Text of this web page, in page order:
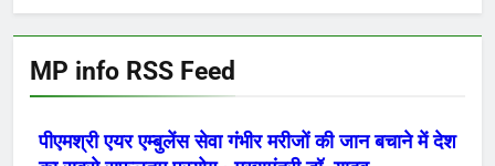
MP info RSS Feed